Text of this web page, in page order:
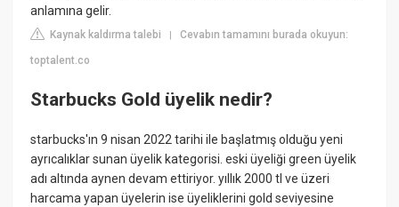
anlamına gelir.
Kaynak kaldırma talebi |Cevabın tamamını burada okuyun:
toptalent.co
Starbucks Gold üyelik nedir?
starbucks'ın 9 nisan 2022 tarihi ile başlatmış olduğu yeni
ayrıcalıklar sunan üyelik kategorisi. eski üyeliği green üyelik
adı altında aynen devam ettiriyor. yıllık 2000 tl ve üzeri
harcama yapan üyelerin ise üyeliklerini gold seviyesine